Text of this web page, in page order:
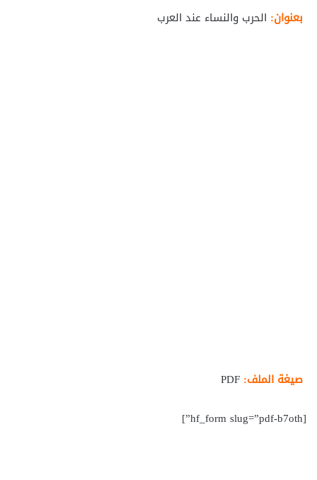
بعنوان: الحرب والنساء عند العرب
صيغة الملف:
[hf_form slug=”pdf-b7oth”]